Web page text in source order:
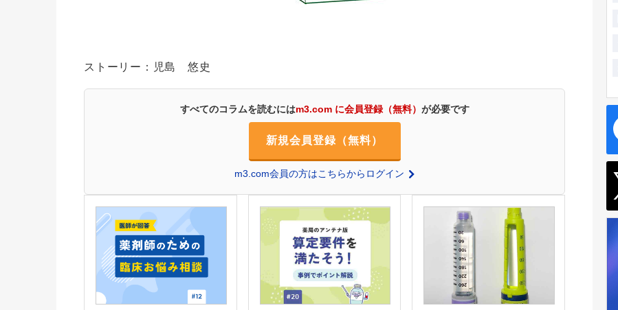
ストーリー：児島 悠史
すべてのコラムを読むにはm3.com に会員登録（無料） が必要です
新規会員登録（無料）
m3.com会員の方はこちらからログイン